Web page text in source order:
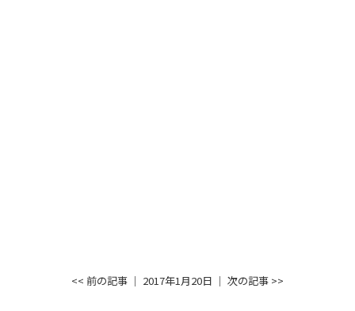
<< 前の記事 │ 2017年1月20日 │ 次の記事 >>